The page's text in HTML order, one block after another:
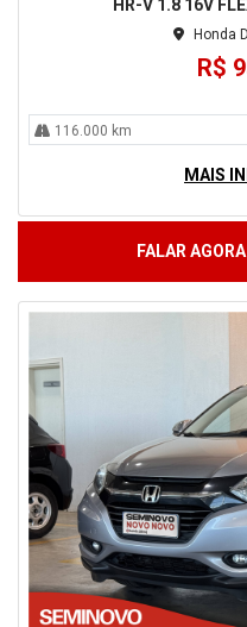
HR-V 1.8 16V
Honda
R$
116.000 km
MAIS
FALAR